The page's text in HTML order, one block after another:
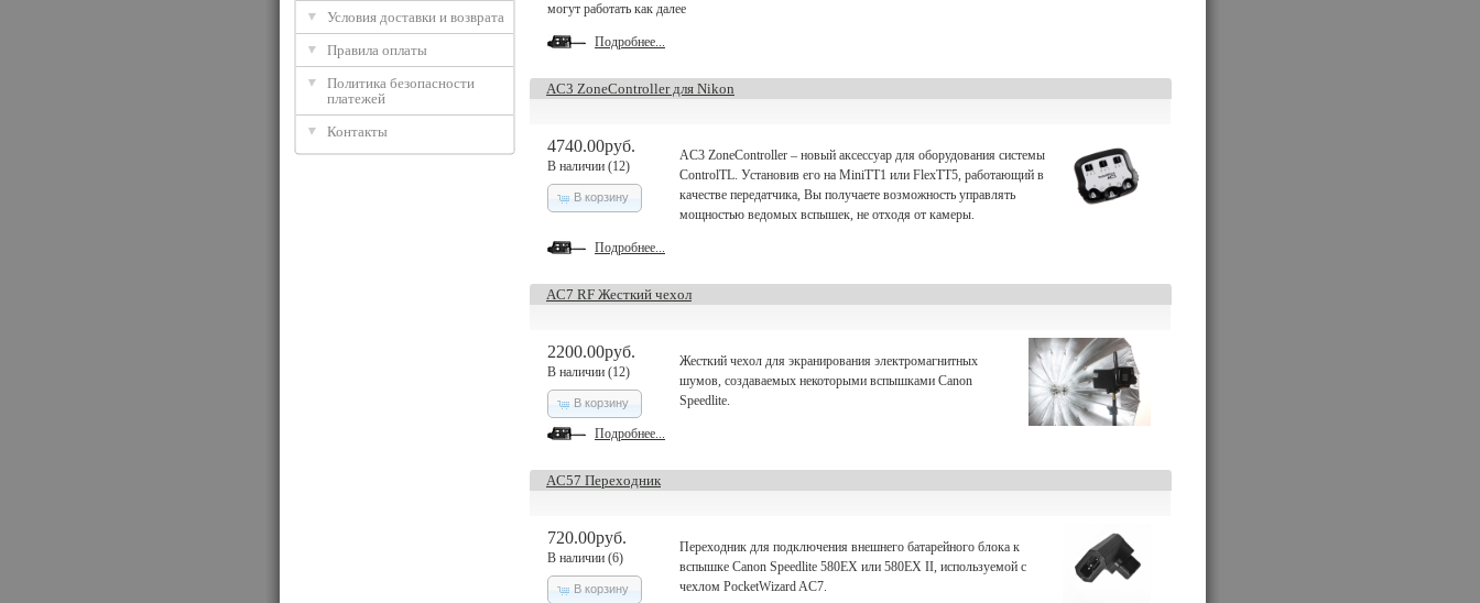
Условия доставки и возврата
Правила оплаты
Политика безопасности
платежей
Контакты
могут работать как далее
Подробнее...
AC3 ZoneController для Nikon
4740.00руб.
В наличии (12)
В корзину
AC3 ZoneController – новый аксессуар для оборудования системы
ControlTL. Установив его на MiniTT1 или FlexTT5, работающий в
качестве передатчика, Вы получаете возможность управлять
мощностью ведомых вспышек, не отходя от камеры.
Подробнее...
AC7 RF Жесткий чехол
2200.00руб.
В наличии (12)
В корзину
Жесткий чехол для экранирования электромагнитных
шумов, создаваемых некоторыми вспышками Canon
Speedlite.
Подробнее...
AC57 Переходник
720.00руб.
В наличии (6)
В корзину
Переходник для подключения внешнего батарейного блока к
вспышке Canon Speedlite 580EX или 580EX II, используемой с
чехлом PocketWizard AC7.